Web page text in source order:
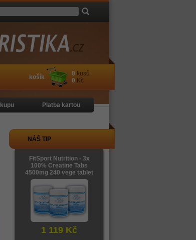
NÁŠ TIP
FitSport Nutrition - 3x
100% Creatine Tabs
4500mg 240 vege tablet
1 119 Kč
Platba kartou
košík 0 kusů
0 Kč